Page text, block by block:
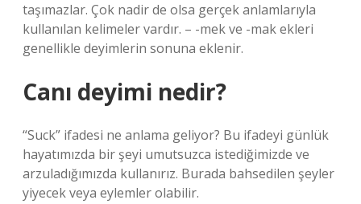
taşımazlar. Çok nadir de olsa gerçek anlamlarıyla
kullanılan kelimeler vardır. – -mek ve -mak ekleri
genellikle deyimlerin sonuna eklenir.
Canı deyimi nedir?
“Suck” ifadesi ne anlama geliyor? Bu ifadeyi günlük
hayatımızda bir şeyi umutsuzca istediğimizde ve
arzuladığımızda kullanırız. Burada bahsedilen şeyler
yiyecek veya eylemler olabilir.